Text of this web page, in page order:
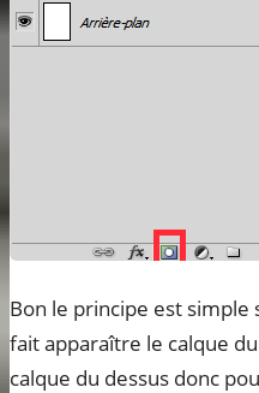
Bon le principe est simple
fait apparaître le calque
calque du dessus donc